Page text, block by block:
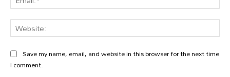
Save my name, email, and website in this browser for the next time
I comment.